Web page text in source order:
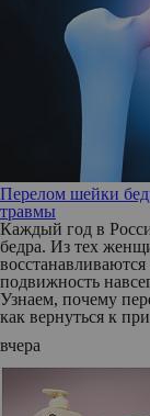
Перелом шейки
травмы
Каждый год в
бедра. Из тех
подвижность
Узнаем, почему
как вернуться к
вчера